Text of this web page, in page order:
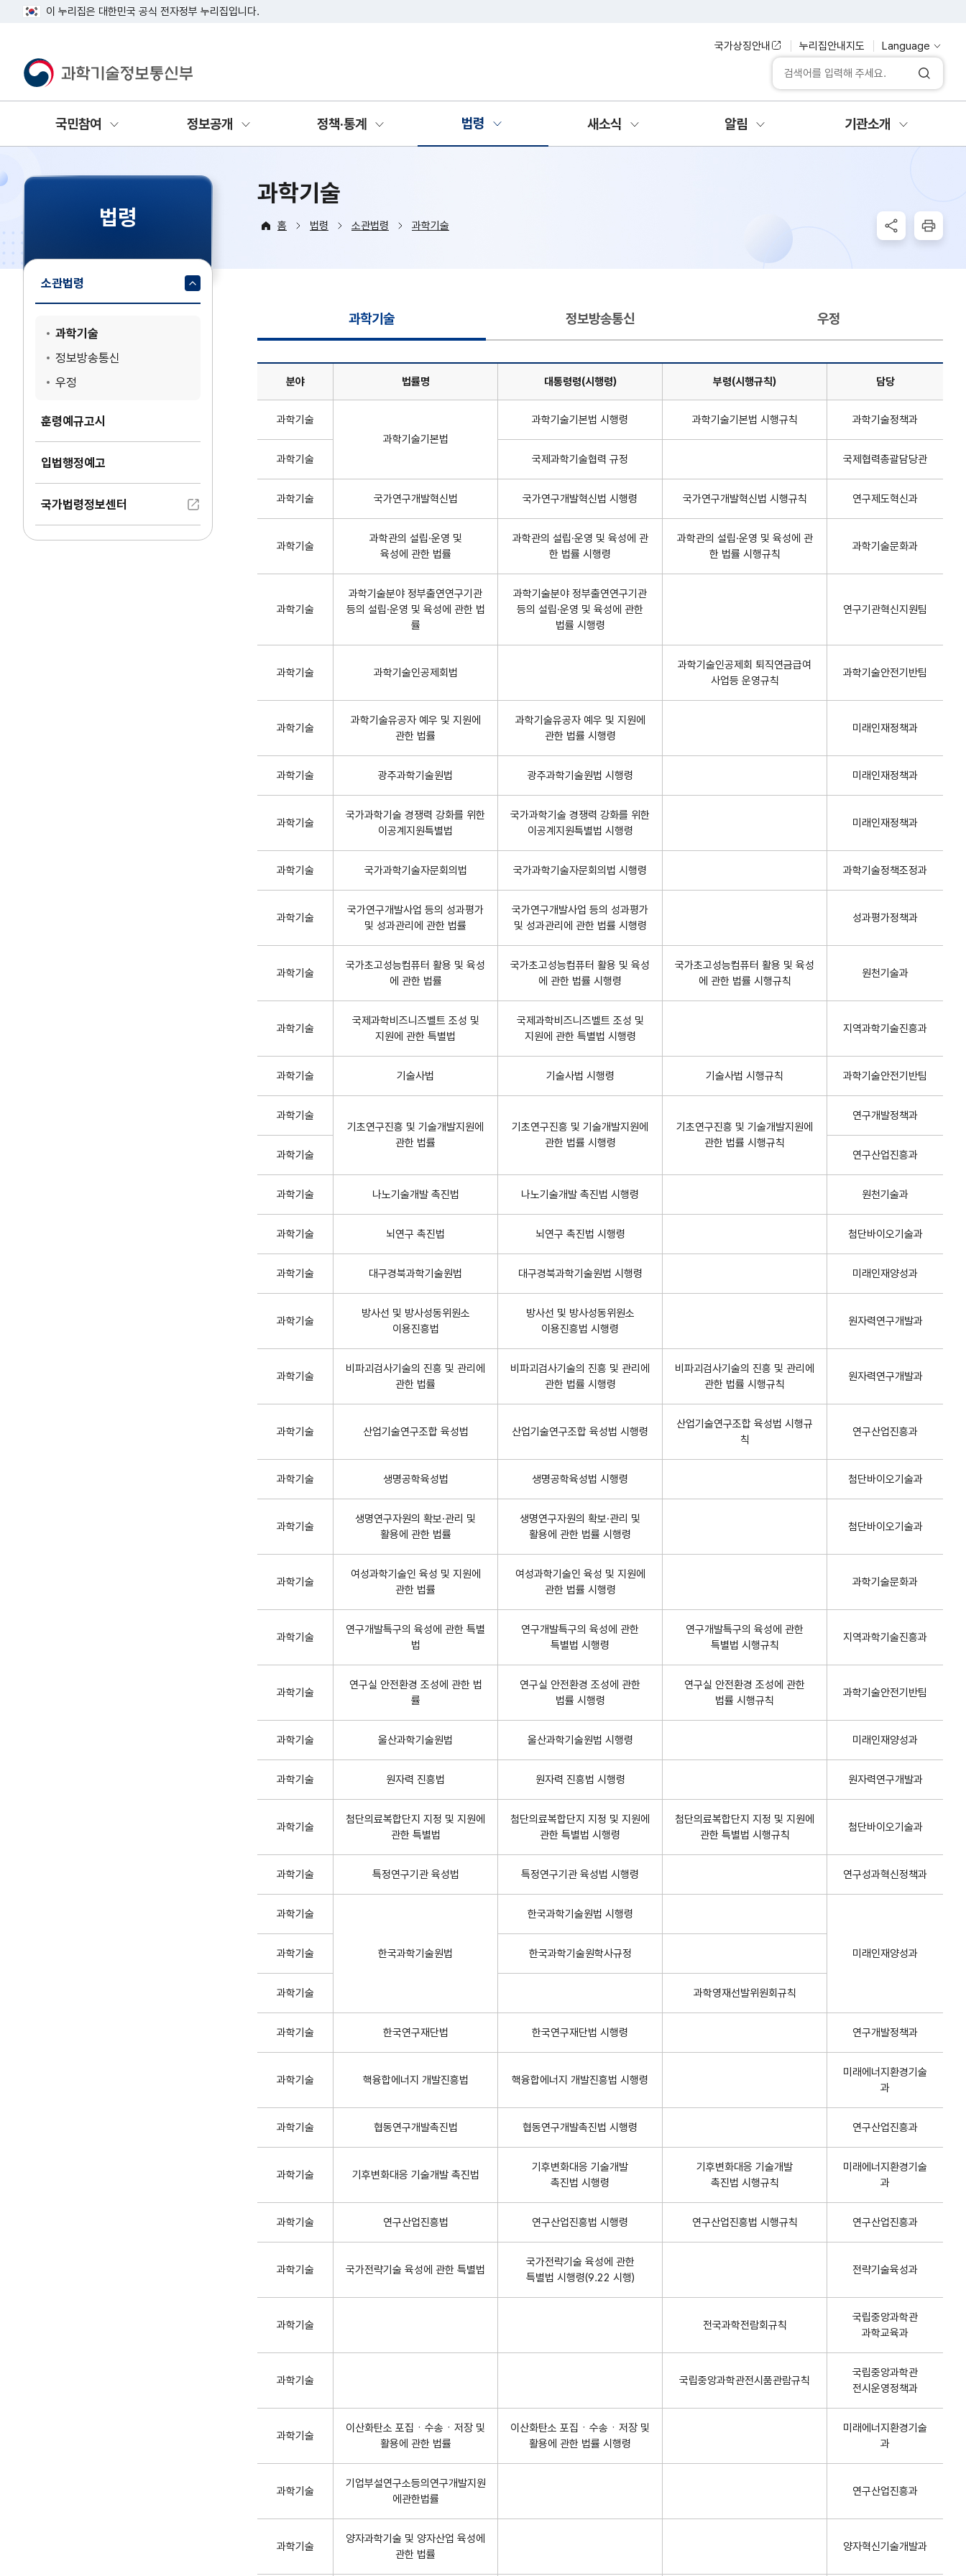
이 누리집은 대한민국 공식 전자정부 누리집입니다.
과학기술정보통신부
국가상징안내 누리집안내지도 Language
통합검색
검색
국민참여 정보공개 정책·통계 법령 새소식 알림 기관소개
법령
소관법령
과학기술
정보방송통신
우정
훈령예규고시
입법행정예고
국가법령정보센터
과학기술
홈 법령 소관법령 과학기술 공유하기인쇄
과학기술 정보방송통신 우정
분야 법률명 대통령령(시행령) 부령(시행규칙) 담당
과학기술
과학기술기본법
과학기술기본법 시행령 과학기술기본법 시행규칙 과학기술정책과
과학기술 국제과학기술협력 규정 국제협력총괄담당관
과학기술 국가연구개발혁신법 국가연구개발혁신법 시행령 국가연구개발혁신법 시행규칙 연구제도혁신과
과학기술
과학관의 설립·운영 및
육성에 관한 법률
과학관의 설립·운영 및 육성에 관
한 법률 시행령
과학관의 설립·운영 및 육성에 관
한 법률 시행규칙
과학기술문화과
과학기술
과학기술분야 정부출연연구기관
등의 설립·운영 및 육성에 관한 법
률
과학기술분야 정부출연연구기관
등의 설립·운영 및 육성에 관한
법률 시행령
연구기관혁신지원팀
과학기술 과학기술인공제회법
과학기술인공제회 퇴직연금급여
사업등 운영규칙
과학기술안전기반팀
과학기술
과학기술유공자 예우 및 지원에
관한 법률
과학기술유공자 예우 및 지원에
관한 법률 시행령
미래인재정책과
과학기술 광주과학기술원법 광주과학기술원법 시행령 미래인재정책과
과학기술
국가과학기술 경쟁력 강화를 위한
이공계지원특별법
국가과학기술 경쟁력 강화를 위한
이공계지원특별법 시행령
미래인재정책과
과학기술 국가과학기술자문회의법 국가과학기술자문회의법 시행령 과학기술정책조정과
과학기술
국가연구개발사업 등의 성과평가
및 성과관리에 관한 법률
국가연구개발사업 등의 성과평가
및 성과관리에 관한 법률 시행령
성과평가정책과
과학기술
국가초고성능컴퓨터 활용 및 육성
에 관한 법률
국가초고성능컴퓨터 활용 및 육성
에 관한 법률 시행령
국가초고성능컴퓨터 활용 및 육성
에 관한 법률 시행규칙
원천기술과
과학기술
국제과학비즈니즈벨트 조성 및
지원에 관한 특별법
국제과학비즈니즈벨트 조성 및
지원에 관한 특별법 시행령
지역과학기술진흥과
과학기술 기술사법 기술사법 시행령 기술사법 시행규칙 과학기술안전기반팀
과학기술
기초연구진흥 및 기술개발지원에
관한 법률
기초연구진흥 및 기술개발지원에
관한 법률 시행령
기초연구진흥 및 기술개발지원에
관한 법률 시행규칙
연구개발정책과
과학기술 연구산업진흥과
과학기술 나노기술개발 촉진법 나노기술개발 촉진법 시행령 원천기술과
과학기술 뇌연구 촉진법 뇌연구 촉진법 시행령 첨단바이오기술과
과학기술 대구경북과학기술원법 대구경북과학기술원법 시행령 미래인재양성과
과학기술
방사선 및 방사성동위원소
이용진흥법
방사선 및 방사성동위원소
이용진흥법 시행령
원자력연구개발과
과학기술
비파괴검사기술의 진흥 및 관리에
관한 법률
비파괴검사기술의 진흥 및 관리에
관한 법률 시행령
비파괴검사기술의 진흥 및 관리에
관한 법률 시행규칙
원자력연구개발과
과학기술 산업기술연구조합 육성법 산업기술연구조합 육성법 시행령
산업기술연구조합 육성법 시행규
칙
연구산업진흥과
과학기술 생명공학육성법 생명공학육성법 시행령 첨단바이오기술과
과학기술
생명연구자원의 확보·관리 및
활용에 관한 법률
생명연구자원의 확보·관리 및
활용에 관한 법률 시행령
첨단바이오기술과
과학기술
여성과학기술인 육성 및 지원에
관한 법률
여성과학기술인 육성 및 지원에
관한 법률 시행령
과학기술문화과
과학기술
연구개발특구의 육성에 관한 특별
법
연구개발특구의 육성에 관한
특별법 시행령
연구개발특구의 육성에 관한
특별법 시행규칙
지역과학기술진흥과
과학기술
연구실 안전환경 조성에 관한 법
률
연구실 안전환경 조성에 관한
법률 시행령
연구실 안전환경 조성에 관한
법률 시행규칙
과학기술안전기반팀
과학기술 울산과학기술원법 울산과학기술원법 시행령 미래인재양성과
과학기술 원자력 진흥법 원자력 진흥법 시행령 원자력연구개발과
과학기술
첨단의료복합단지 지정 및 지원에
관한 특별법
첨단의료복합단지 지정 및 지원에
관한 특별법 시행령
첨단의료복합단지 지정 및 지원에
관한 특별법 시행규칙
첨단바이오기술과
과학기술 특정연구기관 육성법 특정연구기관 육성법 시행령 연구성과혁신정책과
과학기술
한국과학기술원법
한국과학기술원법 시행령
미래인재양성과
과학기술 한국과학기술원학사규정
과학기술 과학영재선발위원회규칙
과학기술 한국연구재단법 한국연구재단법 시행령 연구개발정책과
과학기술 핵융합에너지 개발진흥법 핵융합에너지 개발진흥법 시행령
미래에너지환경기술
과
과학기술 협동연구개발촉진법 협동연구개발촉진법 시행령 연구산업진흥과
과학기술 기후변화대응 기술개발 촉진법
기후변화대응 기술개발
촉진법 시행령
기후변화대응 기술개발
촉진법 시행규칙
미래에너지환경기술
과
과학기술 연구산업진흥법 연구산업진흥법 시행령 연구산업진흥법 시행규칙 연구산업진흥과
과학기술 국가전략기술 육성에 관한 특별법
국가전략기술 육성에 관한
특별법 시행령(9.22 시행)
전략기술육성과
과학기술 전국과학전람회규칙
국립중앙과학관
과학교육과
과학기술 국립중앙과학관전시품관람규칙
국립중앙과학관
전시운영정책과
과학기술
이산화탄소 포집ㆍ수송ㆍ저장 및
활용에 관한 법률
이산화탄소 포집ㆍ수송ㆍ저장 및
활용에 관한 법률 시행령
미래에너지환경기술
과
과학기술
기업부설연구소등의연구개발지원
에관한법률
연구산업진흥과
과학기술
양자과학기술 및 양자산업 육성에
관한 법률
양자혁신기술개발과